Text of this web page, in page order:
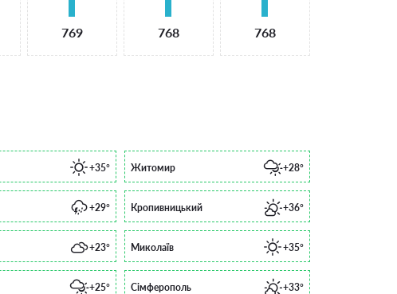
769 768 768
+35° Житомир +28°
+29° Кропивницький +36°
+23° Миколаїв +35°
+25° Сімферополь +33°